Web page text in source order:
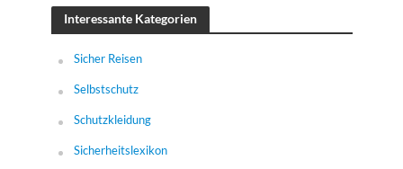
Interessante Kategorien
Sicher Reisen
Selbstschutz
Schutzkleidung
Sicherheitslexikon